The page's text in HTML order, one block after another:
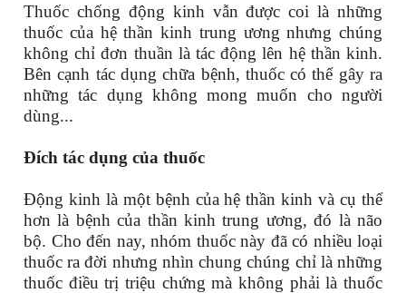
Thuốc chống động kinh vẫn được coi là những
thuốc của hệ thần kinh trung ương nhưng chúng
không chỉ đơn thuần là tác động lên hệ thần kinh.
Bên cạnh tác dụng chữa bệnh, thuốc có thể gây ra
những tác dụng không mong muốn cho người
dùng...
Đích tác dụng của thuốc
Động kinh là một bệnh của hệ thần kinh và cụ thể
hơn là bệnh của thần kinh trung ương, đó là não
bộ. Cho đến nay, nhóm thuốc này đã có nhiều loại
thuốc ra đời nhưng nhìn chung chúng chỉ là những
thuốc điều trị triệu chứng mà không phải là thuốc